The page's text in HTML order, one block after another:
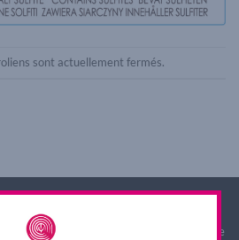
sont actuellement fermés.
de vente de boissons alcooliques aux
moins de 18 ans. La preuve de majorité de